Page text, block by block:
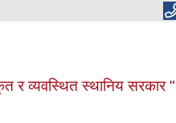
र व्यवस्थित स्थानिय सरकार "